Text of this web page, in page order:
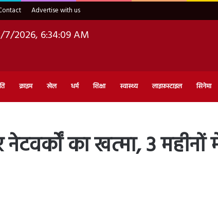
Advertise with us
7/2026, 6:34:10 AM
क्राइम खेल धर्म शिक्षा स्वास्थ्य लाइफ़स्टाइल सिनेमा
नेटवर्कों का खत्मा, 3